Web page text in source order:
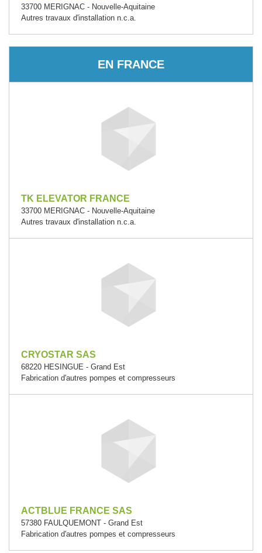
33700 MERIGNAC - Nouvelle-Aquitaine
Autres travaux d'installation n.c.a.
EN FRANCE
TK ELEVATOR FRANCE
33700 MERIGNAC - Nouvelle-Aquitaine
Autres travaux d'installation n.c.a.
CRYOSTAR SAS
68220 HESINGUE - Grand Est
Fabrication d'autres pompes et compresseurs
ACTBLUE FRANCE SAS
57380 FAULQUEMONT - Grand Est
Fabrication d'autres pompes et compresseurs